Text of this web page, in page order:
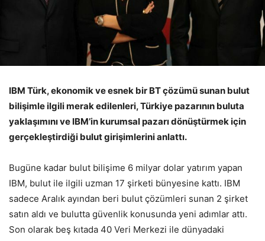
IBM Türk, ekonomik ve esnek bir BT çözümü sunan bulut
bilişimle ilgili merak edilenleri, Türkiye pazarının buluta
yaklaşımını ve IBM’in kurumsal pazarı dönüştürmek için
gerçekleştirdiği bulut girişimlerini anlattı.
Bugüne kadar bulut bilişime 6 milyar dolar yatırım yapan
IBM, bulut ile ilgili uzman 17 şirketi bünyesine kattı. IBM
sadece Aralık ayından beri bulut çözümleri sunan 2 şirket
satın aldı ve bulutta güvenlik konusunda yeni adımlar attı.
Son olarak beş kıtada 40 Veri Merkezi ile dünyadaki